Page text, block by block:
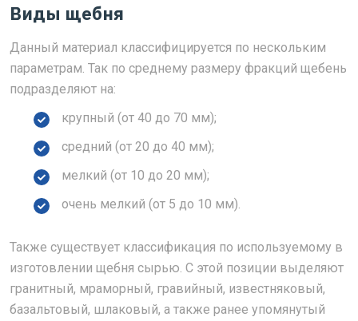
Виды щебня
Данный материал классифицируется по нескольким
параметрам. Так по среднему размеру фракций щебень
подразделяют на:
крупный (от 40 до 70 мм);
средний (от 20 до 40 мм);
мелкий (от 10 до 20 мм);
очень мелкий (от 5 до 10 мм).
Также существует классификация по используемому в
изготовлении щебня сырью. С этой позиции выделяют
гранитный, мраморный, гравийный, известняковый,
базальтовый, шлаковый, а также ранее упомянутый